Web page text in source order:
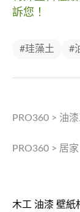
訴您！
#珪藻土 #
PRO360 > 油
PRO360 > 居家
木工 油漆 壁紙